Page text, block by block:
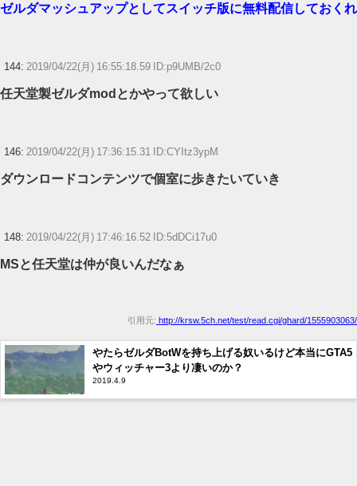
ゼルダマッシュアップとしてスイッチ版に無料配信しておくれ
144: 2019/04/22(月) 16:55:18.59 ID:p9UMB/2c0
任天堂製ゼルダmodとかやって欲しい
146: 2019/04/22(月) 17:36:15.31 ID:CYItz3ypM
ダウンロードコンテンツで個室に歩きたいていき
148: 2019/04/22(月) 17:46:16.52 ID:5dDCi17u0
MSと任天堂は仲が良いんだなぁ
引用元: http://krsw.5ch.net/test/read.cgi/ghard/1555903063/
やたらゼルダBotWを持ち上げる奴いるけど本当にGTA5
やウィッチャー3より凄いのか？
2019.4.9